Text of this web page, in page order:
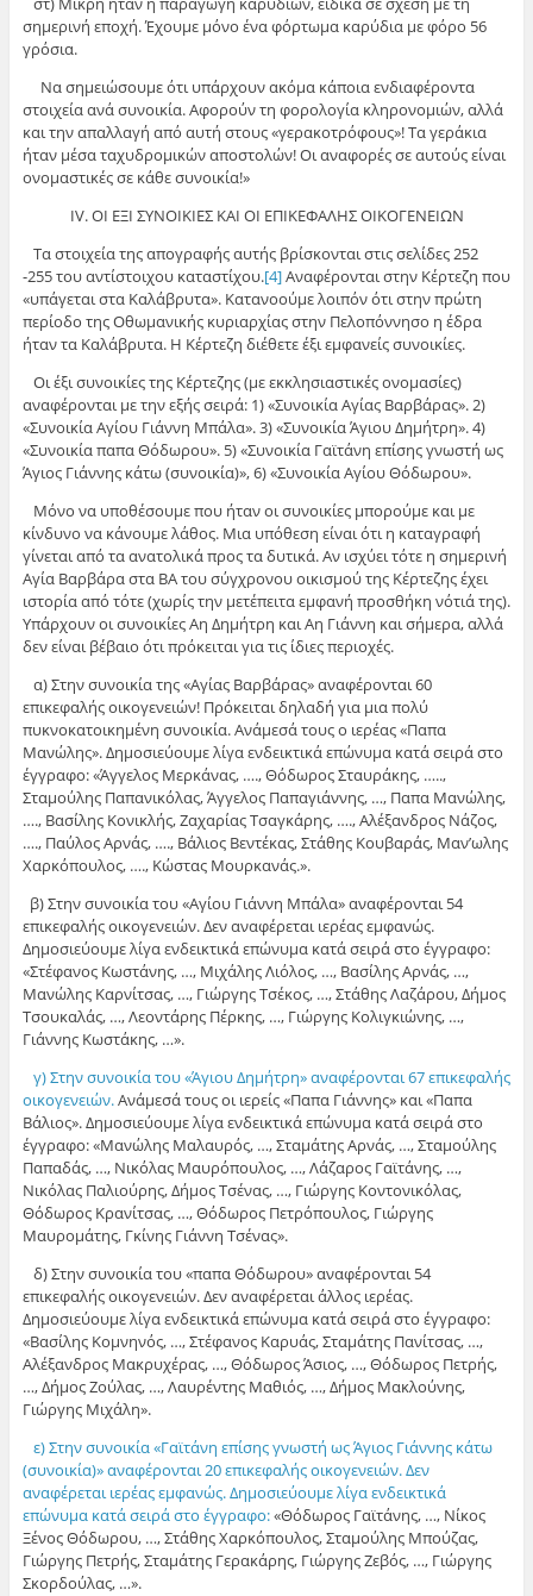
σημερινή εποχή. Έχουμε μόνο ένα φόρτωμα καρύδια με φόρο 56
γρόσια.
Να σημειώσουμε ότι υπάρχουν ακόμα κάποια ενδιαφέροντα
στοιχεία ανά συνοικία. Αφορούν τη φορολογία κληρονομιών, αλλά
και την απαλλαγή από αυτή στους «γερακοτρόφους»! Τα γεράκια
ήταν μέσα ταχυδρομικών αποστολών! Οι αναφορές σε αυτούς είναι
ονομαστικές σε κάθε συνοικία!»
IV. ΟΙ ΕΞΙ ΣΥΝΟΙΚΙΕΣ ΚΑΙ ΟΙ ΕΠΙΚΕΦΑΛΗΣ ΟΙΚΟΓΕΝΕΙΩΝ
Τα στοιχεία της απογραφής αυτής βρίσκονται στις σελίδες 252
-255 του αντίστοιχου καταστίχου.[4]Αναφέρονται στην Κέρτεζη που
«υπάγεται στα Καλάβρυτα». Κατανοούμε λοιπόν ότι στην πρώτη
περίοδο της Οθωμανικής κυριαρχίας στην Πελοπόννησο η έδρα
ήταν τα Καλάβρυτα. Η Κέρτεζη διέθετε έξι εμφανείς συνοικίες.
Οι έξι συνοικίες της Κέρτεζης (με εκκλησιαστικές ονομασίες)
αναφέρονται με την εξής σειρά: 1) «Συνοικία Αγίας Βαρβάρας». 2)
«Συνοικία Αγίου Γιάννη Μπάλα». 3) «Συνοικία Άγιου Δημήτρη». 4)
«Συνοικία παπα Θόδωρου». 5) «Συνοικία Γαϊτάνη επίσης γνωστή ως
Άγιος Γιάννης κάτω (συνοικία)», 6) «Συνοικία Αγίου Θόδωρου».
Μόνο να υποθέσουμε που ήταν οι συνοικίες μπορούμε και με
κίνδυνο να κάνουμε λάθος. Μια υπόθεση είναι ότι η καταγραφή
γίνεται από τα ανατολικά προς τα δυτικά. Αν ισχύει τότε η σημερινή
Αγία Βαρβάρα στα ΒΑ του σύγχρονου οικισμού της Κέρτεζης έχει
ιστορία από τότε (χωρίς την μετέπειτα εμφανή προσθήκη νότιά της).
Υπάρχουν οι συνοικίες Αη Δημήτρη και Αη Γιάννη και σήμερα, αλλά
δεν είναι βέβαιο ότι πρόκειται για τις ίδιες περιοχές.
α) Στην συνοικία της «Αγίας Βαρβάρας» αναφέρονται 60
επικεφαλής οικογενειών! Πρόκειται δηλαδή για μια πολύ
πυκνοκατοικημένη συνοικία. Ανάμεσά τους ο ιερέας «Παπα
Μανώλης». Δημοσιεύουμε λίγα ενδεικτικά επώνυμα κατά σειρά στο
έγγραφο: «Άγγελος Μερκάνας, …., Θόδωρος Σταυράκης, …..,
Σταμούλης Παπανικόλας, Άγγελος Παπαγιάννης, …, Παπα Μανώλης,
…., Βασίλης Κονικλής, Ζαχαρίας Τσαγκάρης, …., Αλέξανδρος Νάζος,
…., Παύλος Αρνάς, …., Βάλιος Βεντέκας, Στάθης Κουβαράς, Μαν’ωλης
Χαρκόπουλος, …., Κώστας Μουρκανάς.».
β) Στην συνοικία του «Αγίου Γιάννη Μπάλα» αναφέρονται 54
επικεφαλής οικογενειών. Δεν αναφέρεται ιερέας εμφανώς.
Δημοσιεύουμε λίγα ενδεικτικά επώνυμα κατά σειρά στο έγγραφο:
«Στέφανος Κωστάνης, …, Μιχάλης Λιόλος, …, Βασίλης Αρνάς, …,
Μανώλης Καρνίτσας, …, Γιώργης Τσέκος, …, Στάθης Λαζάρου, Δήμος
Τσουκαλάς, …, Λεοντάρης Πέρκης, …, Γιώργης Κολιγκιώνης, …,
Γιάννης Κωστάκης, …».
γ) Στην συνοικία του «Άγιου Δημήτρη» αναφέρονται 67 επικεφαλής
οικογενειών.Ανάμεσά τους οι ιερείς «Παπα Γιάννης» και «Παπα
Βάλιος». Δημοσιεύουμε λίγα ενδεικτικά επώνυμα κατά σειρά στο
έγγραφο: «Μανώλης Μαλαυρός, …, Σταμάτης Αρνάς, …, Σταμούλης
Παπαδάς, …, Νικόλας Μαυρόπουλος, …, Λάζαρος Γαϊτάνης, …,
Νικόλας Παλιούρης, Δήμος Τσένας, …, Γιώργης Κοντονικόλας,
Θόδωρος Κρανίτσας, …, Θόδωρος Πετρόπουλος, Γιώργης
Μαυρομάτης, Γκίνης Γιάννη Τσένας».
δ) Στην συνοικία του «παπα Θόδωρου» αναφέρονται 54
επικεφαλής οικογενειών. Δεν αναφέρεται άλλος ιερέας.
Δημοσιεύουμε λίγα ενδεικτικά επώνυμα κατά σειρά στο έγγραφο:
«Βασίλης Κομνηνός, …, Στέφανος Καρυάς, Σταμάτης Πανίτσας, …,
Αλέξανδρος Μακρυχέρας, …, Θόδωρος Άσιος, …, Θόδωρος Πετρής,
…, Δήμος Ζούλας, …, Λαυρέντης Μαθιός, …, Δήμος Μακλούνης,
Γιώργης Μιχάλη».
ε) Στην συνοικία «Γαϊτάνη επίσης γνωστή ως Άγιος Γιάννης κάτω
(συνοικία)» αναφέρονται 20 επικεφαλής οικογενειών. Δεν
αναφέρεται ιερέας εμφανώς. Δημοσιεύουμε λίγα ενδεικτικά
επώνυμα κατά σειρά στο έγγραφο:«Θόδωρος Γαϊτάνης, …, Νίκος
Ξένος Θόδωρου, …, Στάθης Χαρκόπουλος, Σταμούλης Μπούζας,
Γιώργης Πετρής, Σταμάτης Γερακάρης, Γιώργης Ζεβός, …, Γιώργης
Σκορδούλας, …».